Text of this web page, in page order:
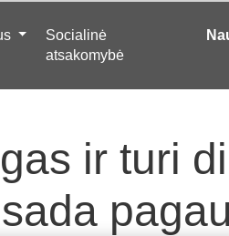
Socialinė
atsakomybė
ir turi